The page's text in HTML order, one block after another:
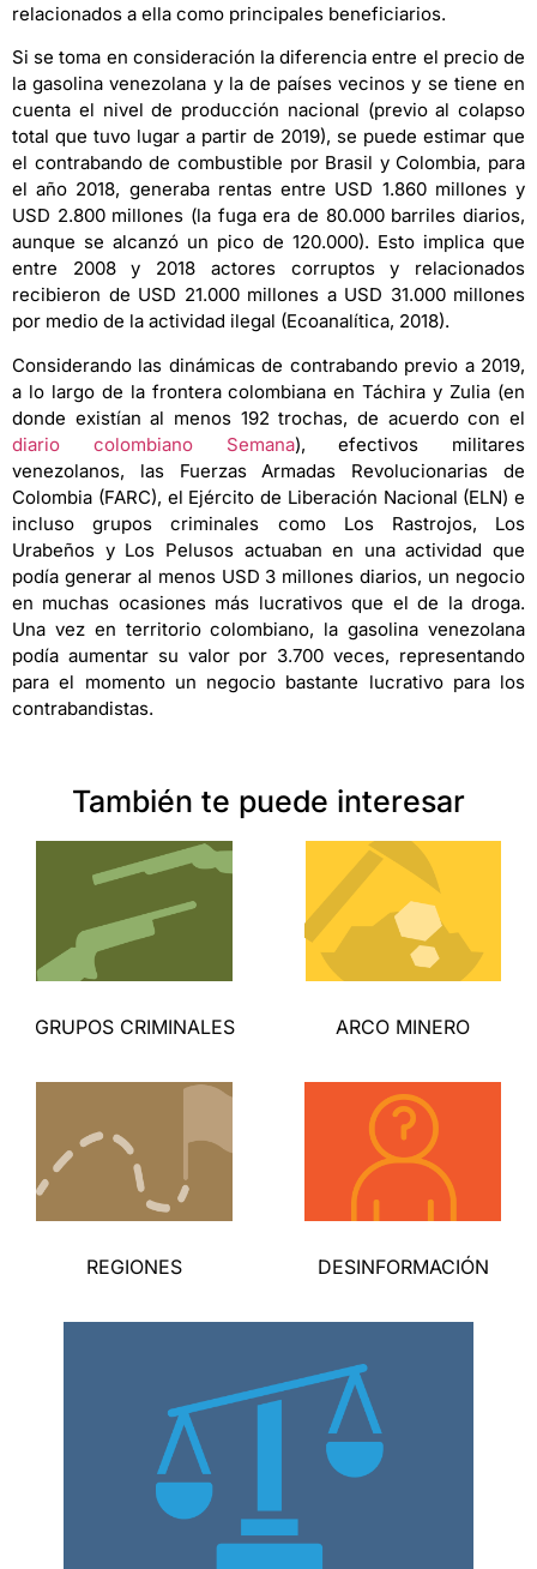
relacionados a ella como principales beneficiarios.
Si se toma en consideración la diferencia entre el precio de
la gasolina venezolana y la de países vecinos y se tiene en
cuenta el nivel de producción nacional (previo al colapso
total que tuvo lugar a partir de 2019), se puede estimar que
el contrabando de combustible por Brasil y Colombia, para
el año 2018, generaba rentas entre USD 1.860 millones y
USD 2.800 millones (la fuga era de 80.000 barriles diarios,
aunque se alcanzó un pico de 120.000). Esto implica que
entre 2008 y 2018 actores corruptos y relacionados
recibieron de USD 21.000 millones a USD 31.000 millones
por medio de la actividad ilegal (Ecoanalítica, 2018).
Considerando las dinámicas de contrabando previo a 2019,
a lo largo de la frontera colombiana en Táchira y Zulia (en
donde existían al menos 192 trochas, de acuerdo con el
diario colombiano Semana), efectivos militares
venezolanos, las Fuerzas Armadas Revolucionarias de
Colombia (FARC), el Ejército de Liberación Nacional (ELN) e
incluso grupos criminales como Los Rastrojos, Los
Urabeños y Los Pelusos actuaban en una actividad que
podía generar al menos USD 3 millones diarios, un negocio
en muchas ocasiones más lucrativos que el de la droga.
Una vez en territorio colombiano, la gasolina venezolana
podía aumentar su valor por 3.700 veces, representando
para el momento un negocio bastante lucrativo para los
contrabandistas.
También te puede interesar
GRUPOS CRIMINALES ARCO MINERO
REGIONES DESINFORMACIÓN